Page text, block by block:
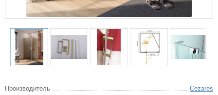
Производитель
Cezares